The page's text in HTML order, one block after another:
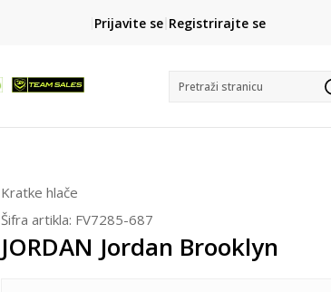
CLICK& COLLECT
besplatno preuzimanje u trgovini
Prijavite se Registrirajte se
Pretraži stranicu
Kratke hlače
Šifra artikla: FV7285-687
JORDAN Jordan Brooklyn